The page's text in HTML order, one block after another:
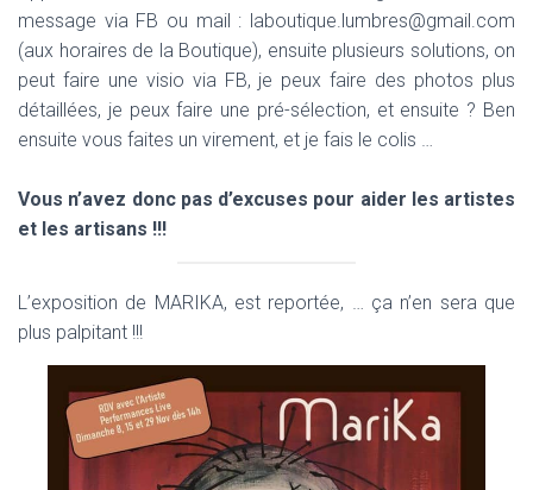
message via FB ou mail : laboutique.lumbres@gmail.com
(aux horaires de la Boutique), ensuite plusieurs solutions, on
peut faire une visio via FB, je peux faire des photos plus
détaillées, je peux faire une pré-sélection, et ensuite ? Ben
ensuite vous faites un virement, et je fais le colis …
Vous n’avez donc pas d’excuses pour aider les artistes
et les artisans !!!
L’exposition de MARIKA, est reportée, … ça n’en sera que
plus palpitant !!!